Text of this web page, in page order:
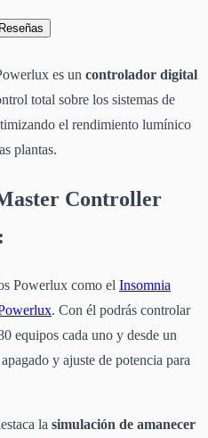
Reseñas
es un controlador digital
total sobre los sistemas de
el rendimiento lumínico
plantas.
Controller
Powerlux como el Insomnia
. Con él podrás controlar
equipos cada uno y desde un
y ajuste de potencia para
la simulación de amanecer